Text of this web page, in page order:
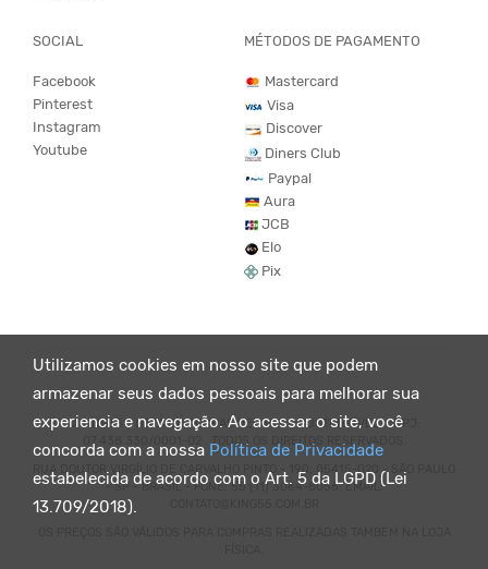
Utilizamos cookies em nosso site que podem
armazenar seus dados pessoais para melhorar sua
experiencia e navegação. Ao acessar o site, você
concorda com a nossa Política de Privacidade
estabelecida de acordo com o Art. 5 da LGPD (Lei
13.709/2018).
SOCIAL
Facebook
Pinterest
Instagram
Youtube
MÉTODOS DE PAGAMENTO
Mastercard
Visa
Discover
Diners Club
Paypal
Aura
JCB
Elo
Pix
© KING55 - LOJA DE ROUPAS VEGANO E SUSTENTÁVEL. CNPJ:
07.438.330/0001-02 . TODOS OS DIREITOS RESERVADOS.
RUA DOUTOR VIRGÍLIO DE CARVALHO PINTO - 190, 05415-020 - SÃO PAULO
- SP - BRASIL - FONE: 55 (11) 3064-8056. EMAIL: